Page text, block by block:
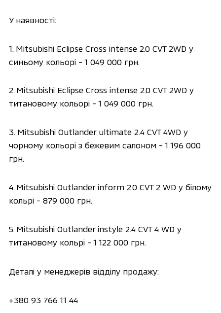
У наявності:
1. Mitsubishi Eclipse Cross intense 2.0 CVT 2WD у
синьому кольорі - 1 049 000 грн.
2. Mitsubishi Eclipse Cross intense 2.0 CVT 2WD у
титановому кольорі - 1 049 000 грн.
3. Mitsubishi Outlander ultimate 2.4 CVT 4WD у
чорному кольорі з бежевим салоном - 1 196 000
грн.
4. Mitsubishi Outlander inform 2.0 CVT 2 WD у білому
кольрі - 879 000 грн.
5. Mitsubishi Outlander instyle 2.4 CVT 4 WD у
титановому кольрі - 1 122 000 грн.
Деталі у менеджерів відділу продажу:
+380 93 766 11 44